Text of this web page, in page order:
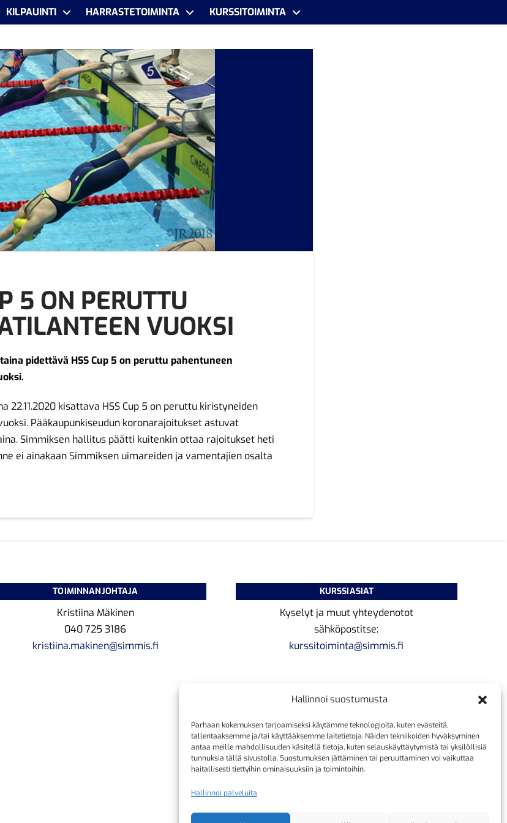
Hallinnoi suostumusta
Parhaan kokemuksen tarjoamiseksi käytämme teknologioita, kuten evästeitä,
tallentaaksemme ja/tai käyttääksemme laitetietoja. Näiden tekniikoiden hyväksyminen
antaa meille mahdollisuuden käsitellä tietoja, kuten selauskäyttäytymistä tai yksilöllisiä
tunnuksia tällä sivustolla. Suostumuksen jättäminen tai peruuttaminen voi vaikuttaa
haitallisesti tiettyihin ominaisuuksiin ja toimintoihin.
Hallinnoi palveluita
KILPAUINTI HARRASTETOIMINTA KURSSITOIMINTA
5 ON PERUTTU
VUOKSI
pidettävä HSS Cup 5 on peruttu pahentuneen
22.11.2020 kisattava HSS Cup 5 on peruttu kiristyneiden
Pääkaupunkiseudun koronarajoitukset astuvat
Simmiksen hallitus päätti kuitenkin ottaa rajoitukset heti
ei ainakaan Simmiksen uimareiden ja vamentajien osalta
TOIMINNANJOHTAJA
Kristiina Mäkinen
040 725 3186
kristiina.makinen@simmis.fi
KURSSIASIAT
Kyselyt ja muut yhteydenotot
sähköpostitse:
kurssitoiminta@simmis.fi